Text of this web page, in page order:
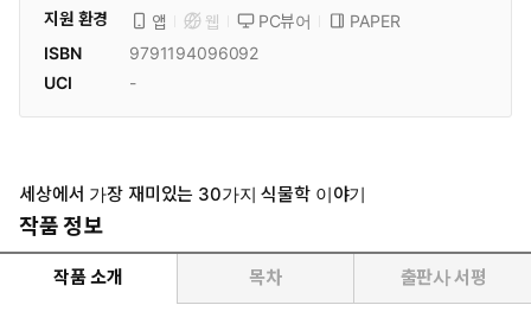
지원 환경
앱 웹 PC뷰어
PAPER
ISBN
9791194096092
UCI
-
세상에서 가장 재미있는 30가지 식물학 이야기
작품 정보
작품 소개 목차 출판사 서평